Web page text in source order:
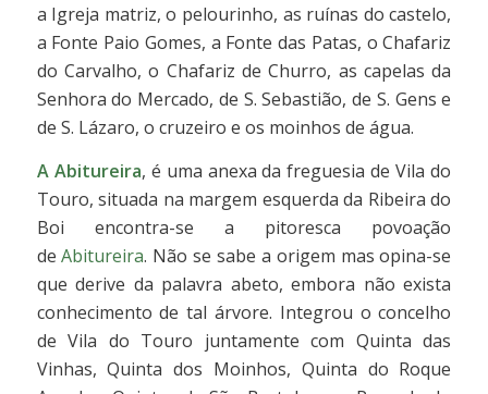
a Igreja matriz, o pelourinho, as ruínas do castelo,
a Fonte Paio Gomes, a Fonte das Patas, o Chafariz
do Carvalho, o Chafariz de Churro, as capelas da
Senhora do Mercado, de S. Sebastião, de S. Gens e
de S. Lázaro, o cruzeiro e os moinhos de água.
A Abitureira, é uma anexa da freguesia de Vila do
Touro, situada na margem esquerda da Ribeira do
Boi encontra-se a pitoresca povoação
deAbitureira. Não se sabe a origem mas opina-se
que derive da palavra abeto, embora não exista
conhecimento de tal árvore. Integrou o concelho
de Vila do Touro juntamente com Quinta das
Vinhas, Quinta dos Moinhos, Quinta do Roque